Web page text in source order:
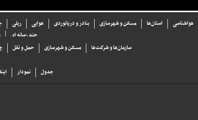
ریلی هوایی بنادر و دریانوردی مسکن و شهرسازی استان‌ها
هواشناسی
چند رسانه ای
حمل و نقل مسکن و شهرسازی سازما‌ن‌ها و شركت‌ها
نمودار جدول